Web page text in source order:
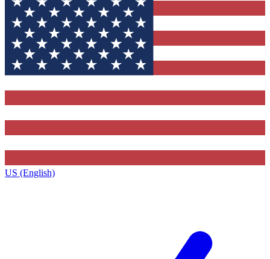
US (English)